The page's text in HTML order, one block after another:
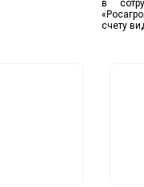
в
счету